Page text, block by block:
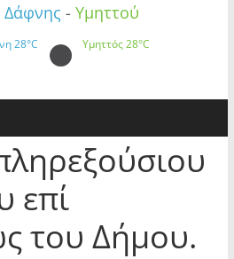
Δάφνης - Υμηττού
28°C Υμηττός28°C
επί
του Δήμου.